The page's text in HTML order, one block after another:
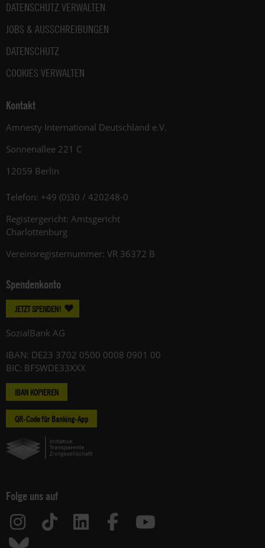
DATENSCHUTZ VERWALTEN
JOBS & AUSSCHREIBUNGEN
DATENSCHUTZ
COOKIES VERWALTEN
Kontakt
Amnesty International Deutschland e.V.
Sonnenallee 221 C
12059 Berlin
Telefon: +49 (0)30 / 420248-0
Registergericht: Amtsgericht
Charlottenburg
Vereinsregisternummer: VR 36372 B
Spendenkonto
JETZT SPENDEN!
SozialBank AG
IBAN: DE23 3702 0500 0008 0901 00
BIC: BFSWDE33XXX
IBAN KOPIEREN
QR-Code für Banking-App
Folge uns auf